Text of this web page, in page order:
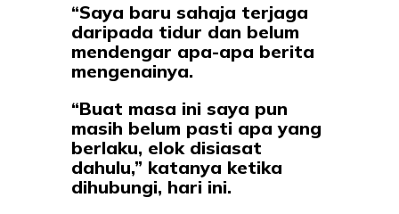
“Saya baru sahaja terjaga
daripada tidur dan belum
mendengar apa-apa berita
mengenainya.
“Buat masa ini saya pun
masih belum pasti apa yang
berlaku, elok disiasat
dahulu,” katanya ketika
dihubungi, hari ini.